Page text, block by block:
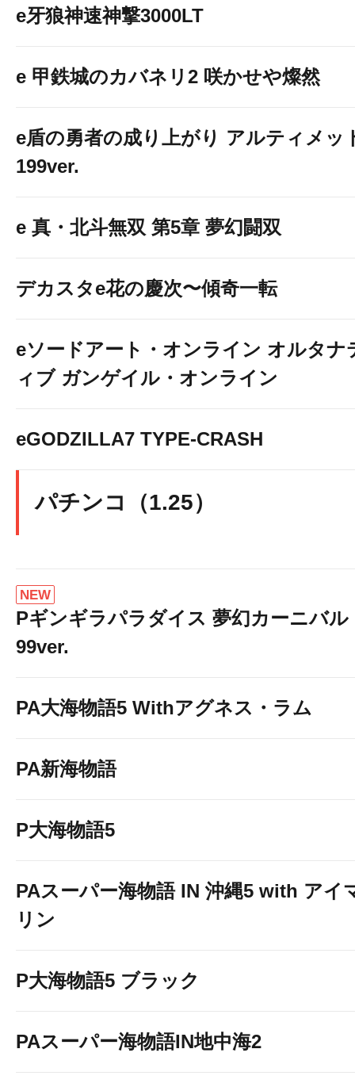
e牙狼神速神撃3000LT
e 甲鉄城のカバネリ2 咲かせや燦然
e盾の勇者の成り上がり アルティメッ
199ver.
e 真・北斗無双 第5章 夢幻闘双
デカスタe花の慶次〜傾奇一転
eソードアート・オンライン オルタナ
ィブ ガンゲイル・オンライン
eGODZILLA7 TYPE-CRASH
パチンコ（1.25）
NEW
Pギンギラパラダイス 夢幻カーニバル
99ver.
PA大海物語5 Withアグネス・ラム
PA新海物語
P大海物語5
PAスーパー海物語 IN 沖縄5 with アイ
リン
P大海物語5 ブラック
PAスーパー海物語IN地中海2